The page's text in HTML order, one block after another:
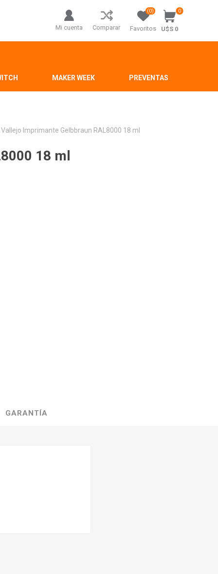
Mi cuenta Comparar Favoritos
(0) 0
U$S 0
MAKER WEEK PREVENTAS
Vallejo Imprimante Gelbbraun RAL8000 18 ml
18 ml
GARANTÍA